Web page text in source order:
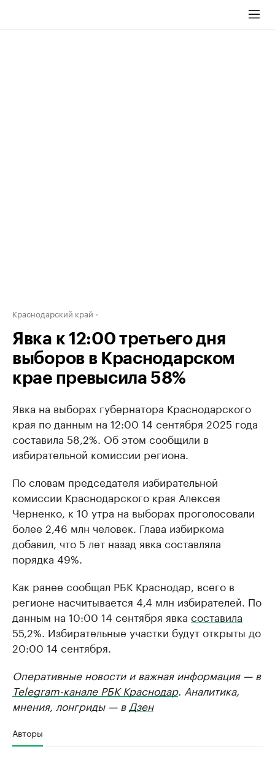
Краснодарский край
Явка к 12:00 третьего дня
выборов в Краснодарском
крае превысила 58%
Явка на выборах губернатора Краснодарского
края по данным на 12:00 14 сентября 2025 года
составила 58,2%. Об этом сообщили в
избирательной комиссии региона.
По словам председателя избирательной
комиссии Краснодарского края Алексея
Черненко, к 10 утра на выборах проголосовали
более 2,46 млн человек. Глава избиркома
добавил, что 5 лет назад явка составляла
порядка 49%.
Как ранее сообщал РБК Краснодар, всего в
регионе насчитывается 4,4 млн избирателей. По
данным на 10:00 14 сентября явка составила
55,2%. Избирательные участки будут открыты до
20:00 14 сентября.
Оперативные новости и важная информация — в
Telegram-канале РБК Краснодар. Аналитика,
мнения, лонгриды — в Дзен
Авторы